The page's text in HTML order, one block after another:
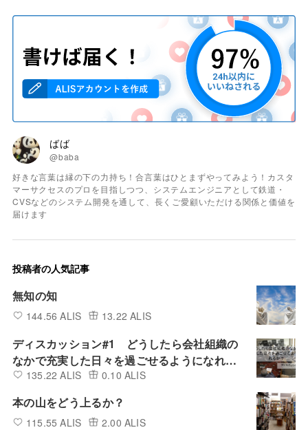
ばば
@baba
好きな言葉は縁の下の力持ち！合言葉はひとまずやってみよう！カスタ
マーサクセスのプロを目指しつつ、システムエンジニアとして鉄道・
CVSなどのシステム開発を通して、長くご愛顧いただける関係と価値を
届けます
投稿者の人気記事
無知の知
144.56 ALIS 13.22 ALIS
ディスカッション#1 どうしたら会社組織の
なかで充実した日々を過ごせるようになれる
か？135.22 ALIS 0.10 ALIS
本の山をどう上るか？
115.55 ALIS 2.00 ALIS